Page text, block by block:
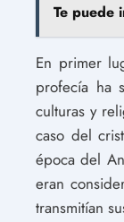
Te puede
En primer
profecía ha
culturas y
caso del
época del
eran
transmitían